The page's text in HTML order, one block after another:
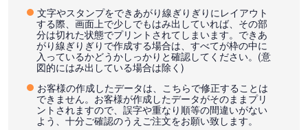
文字やスタンプをできあがり線ぎりぎりにレイアウト
する際、画面上で少しでもはみ出していれば、その部
分は切れた状態でプリントされてしまいます。できあ
がり線ぎりぎりで作成する場合は、すべてが枠の中に
入っているかどうかしっかりと確認してください。(意
図的にはみ出している場合は除く)
お客様の作成したデータは、こちらで修正することは
できません。お客様が作成したデータがそのままプリ
ントされますので、誤字や重なり順等の間違いがない
よう、十分ご確認のうえご注文をお願い致します。